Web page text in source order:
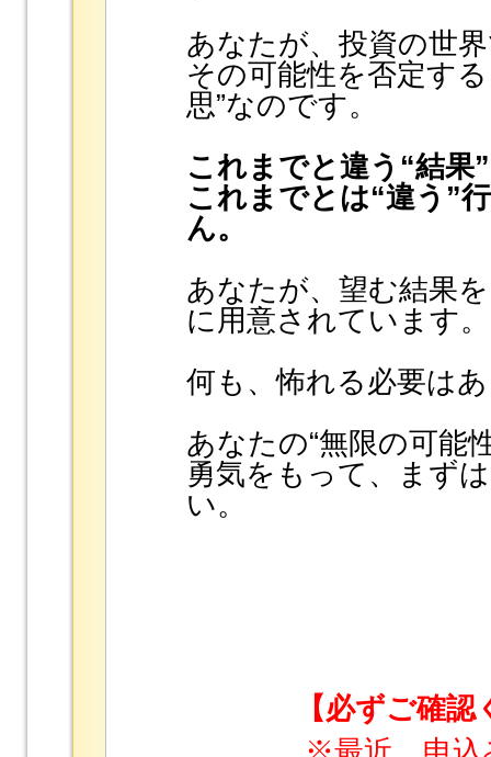
あなたが、投資の世
その可能性を否定す
思”なのです。
これまでと違う“結果
これまでとは“違う”
ん。
あなたが、望む結果
に用意されています。
何も、怖れる必要は
あなたの“無限の可能
勇気をもって、まず
い。
【必ずご確